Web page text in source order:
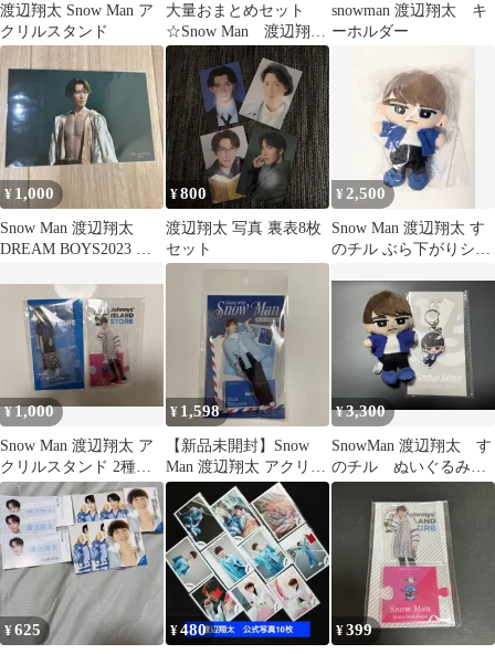
渡辺翔太 Snow Man ア
クリルスタンド
大量おまとめセット
☆Snow Man 渡辺翔
太 公式写真70枚セッ
ト おまけつき
snowman 渡辺翔太 キ
ーホルダー
¥ 1,000
Snow Man 渡辺翔太
DREAM BOYS2023 ス
¥800
渡辺翔太 写真 裏表8枚
セット
¥ 2,500
Snow Man 渡辺翔太 す
のチル ぶら下がりシリ
DOME tour 2023 i DO
¥1,000
Snow Man 渡辺翔太 ア
クリルスタンド 2種セ
ット
¥ 1,598
【新品未開封】Snow
Man 渡辺翔太 アクリル
スタンド アクスタ 2026
¥3,300
SnowMan 渡辺翔太 す
のチル ぬいぐるみ
アクキー セット
¥625 ¥480 ¥399